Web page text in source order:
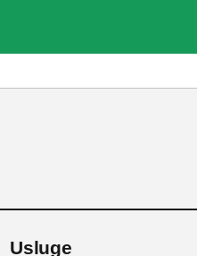
Usluge